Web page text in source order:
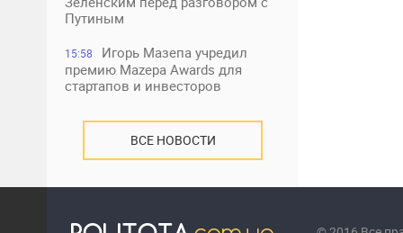
Путиным
15:58
Игорь Мазепа учредил
премию Mazepa Awards для
стартапов и инвесторов
ВСЕ НОВОСТИ